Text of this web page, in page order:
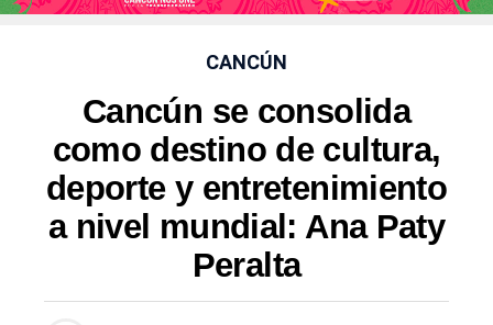
CANCÚN
Cancún se consolida
como destino de cultura,
deporte y entretenimiento
a nivel mundial: Ana Paty
Peralta